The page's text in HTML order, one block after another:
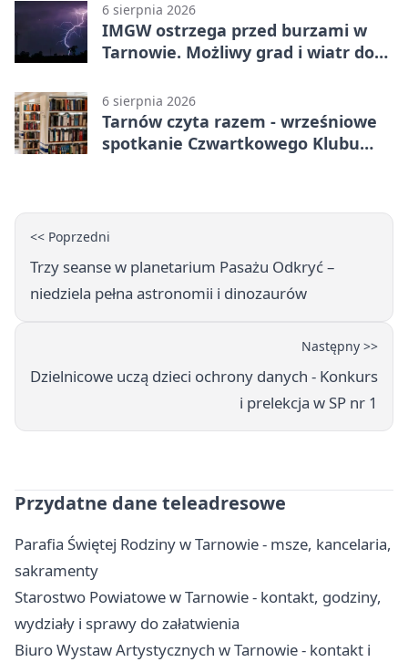
6 sierpnia 2026
IMGW ostrzega przed burzami w
Tarnowie. Możliwy grad i wiatr do
6 sierpnia 2026
Tarnów czyta razem - wrześniowe
spotkanie Czwartkowego Klubu
<< Poprzedni
Trzy seanse w planetarium Pasażu Odkryć –
niedziela pełna astronomii i dinozaurów
Następny >>
Dzielnicowe uczą dzieci ochrony danych - Konkurs
i prelekcja w SP nr 1
Przydatne dane teleadresowe
Parafia Świętej Rodziny w Tarnowie - msze, kancelaria,
sakramenty
Starostwo Powiatowe w Tarnowie - kontakt, godziny,
wydziały i sprawy do załatwienia
Biuro Wystaw Artystycznych w Tarnowie - kontakt i